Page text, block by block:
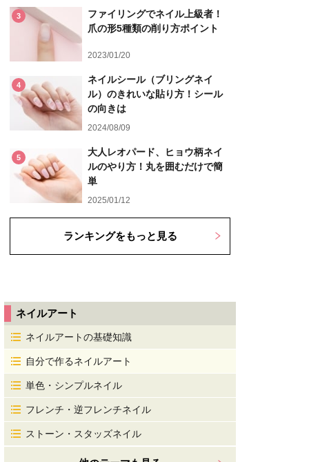
3
ファイリングでネイル上級者！
爪の形5種類の削り方ポイント
2023/01/20
4
ネイルシール（ブリングネイ
ル）のきれいな貼り方！シール
の向きは
2024/08/09
5
大人レオパード、ヒョウ柄ネイ
ルのやり方！丸を囲むだけで簡
単
2025/01/12
ランキングをもっと見る
ネイルアート
ネイルアートの基礎知識
自分で作るネイルアート
単色・シンプルネイル
フレンチ・逆フレンチネイル
ストーン・スタッズネイル